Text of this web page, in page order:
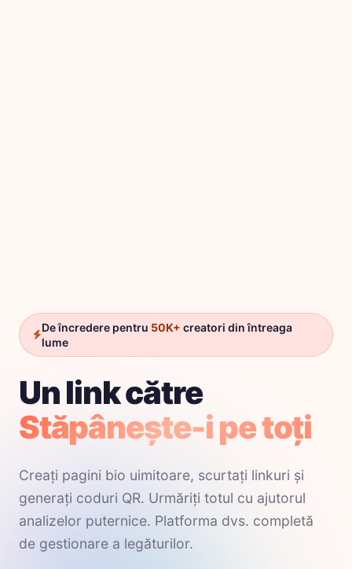
De încredere pentru 50K+ creatori din întreaga
lume
Un link către
Stăpânește-i pe toți
Creați pagini bio uimitoare, scurtați linkuri și
generați coduri QR. Urmăriți totul cu ajutorul
analizelor puternice. Platforma dvs. completă
de gestionare a legăturilor.